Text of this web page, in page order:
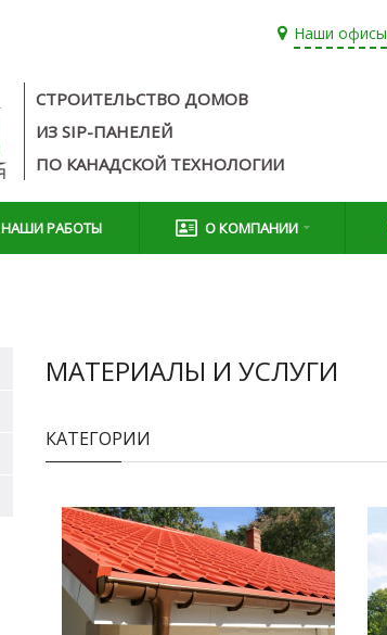
Наши офисы
СТРОИТЕЛЬСТВО ДОМОВ
ИЗ SIP-ПАНЕЛЕЙ
ПО КАНАДСКОЙ ТЕХНОЛОГИИ
НАШИ РАБОТЫ О КОМПАНИИ
МАТЕРИАЛЫ И УСЛУГИ
КАТЕГОРИИ